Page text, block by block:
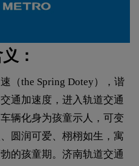
：
（the Spring Dotey），谐
通加速度，进入轨道交通
辆化身为孩童示人，可变
圆润可爱、栩栩如生，寓
的孩童期。济南轨道交通